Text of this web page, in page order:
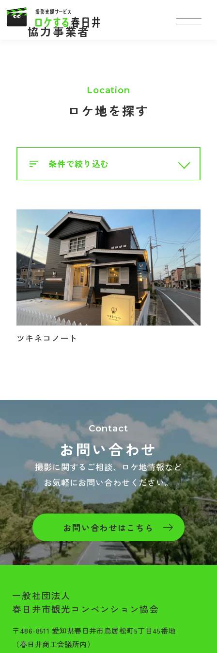
協力事業者
ロケ地を探す
条件で絞り込む
ツキネコノート
お問い合わせ
撮影に関するご相談、ロケ地情報など
お気軽にお問い合わせください。
お問い合わせはこちら
一般社団法人
春日井市観光コンベンション協会
〒486-8511 愛知県春日井市鳥居松町5丁目45番地
（春日井商工会議所内）